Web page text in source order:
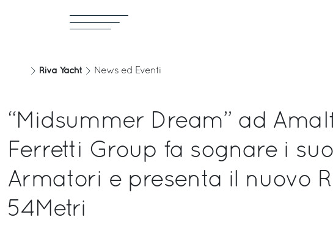
Riva Yacht News ed Eventi
“Midsummer Dream” ad
Ferretti Group fa sognare i
Armatori e presenta il nuovo
54Metri